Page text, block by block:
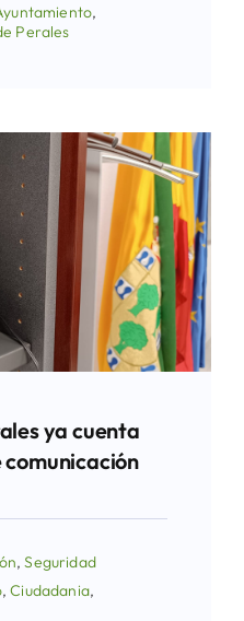
,
Perales
ya cuenta
comunicación
,Seguridad
,Ciudadania,